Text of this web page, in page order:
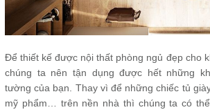
Để thiết kế được nội thất phòng ngủ đẹp cho
chúng ta nên tận dụng được hết những
tường của bạn. Thay vì để những chiếc tủ
mỹ phẩm… trên nền nhà thì chúng ta có